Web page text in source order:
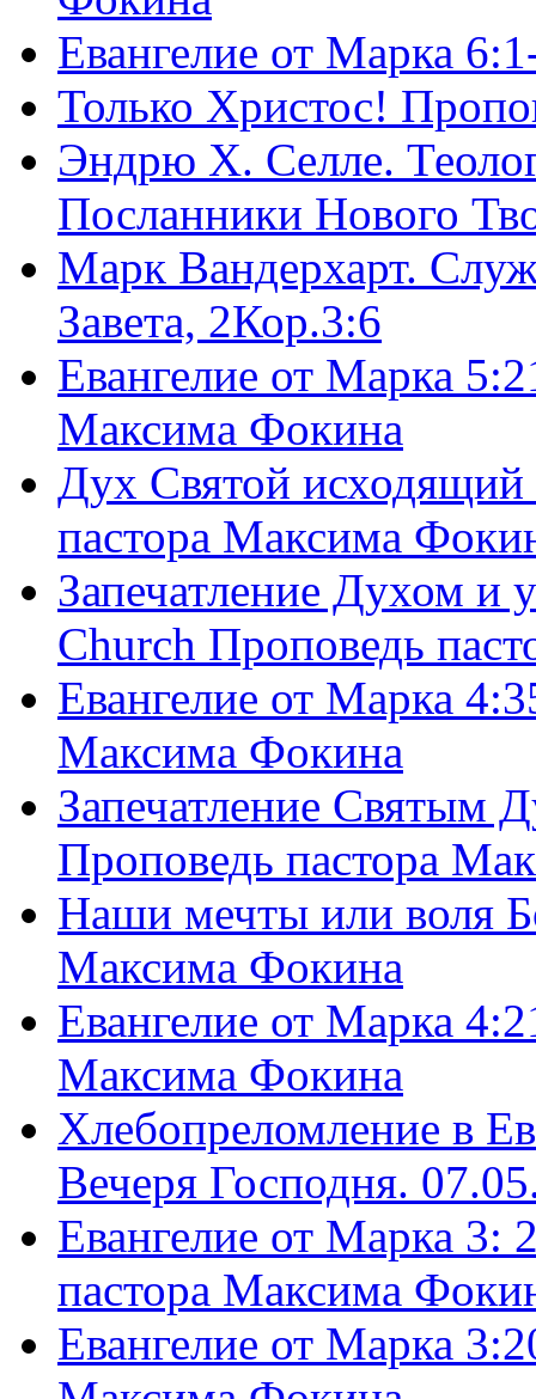
Евангелие от Марка
Только Христос!
Эндрю Х. Селле.
Посланники Нового
Марк Вандерхарт.
Завета, 2Кор.3:6
Евангелие от Марка
Максима Фокина
Дух Святой
пастора Максима
Запечатление Духом и
Church Проповедь
Евангелие от Марка
Максима Фокина
Запечатление Святым
Проповедь пастора
Наши мечты или воля
Максима Фокина
Евангелие от Марка
Максима Фокина
Хлебопреломление в
Вечеря Господня.
Евангелие от Марка 3:
пастора Максима
Евангелие от Марка